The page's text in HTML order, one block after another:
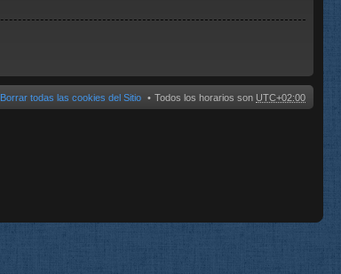
Todos los horarios son UTC+02:00
Borrar todas las cookies del Sitio